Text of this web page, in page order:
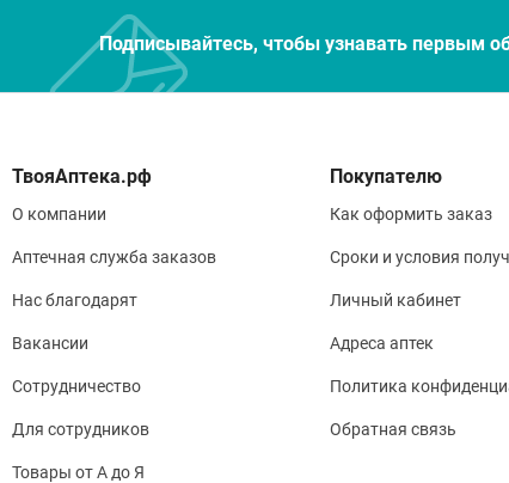
Подписывайтесь, чтобы узнавать первым
О компании
Аптечная служба заказов
Нас благодарят
Вакансии
Сотрудничество
Для сотрудников
Товары от А до Я
Покупателю
Как оформить заказ
Сроки и условия
Личный кабинет
Адреса аптек
Политика
Обратная связь